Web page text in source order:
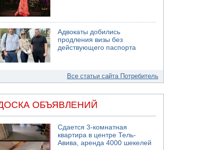
Адвокаты добились
продления визы без
действующего паспорта
Все статьи сайта Потребитель
ОБЪЯВЛЕНИЙ
Сдается 3-комнатная
квартира в центре Тель-
Авива, аренда 4000 шекелей